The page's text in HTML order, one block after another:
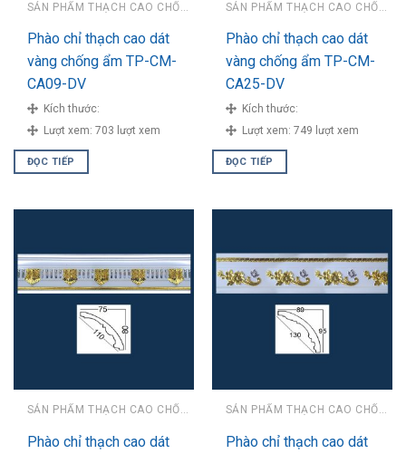
Phào chỉ thạch cao dát
vàng chống ẩm TP-CM-
CA09-DV
Kích thước:
Lượt xem: 703 lượt xem
ĐỌC TIẾP
Phào chỉ thạch cao dát
vàng chống ẩm TP-CM-
CA25-DV
Kích thước:
Lượt xem: 749 lượt xem
ĐỌC TIẾP
SẢN PHẨM THẠCH CAO CHỐNG ẨM
Phào chỉ thạch cao dát
SẢN PHẨM THẠCH CAO CHỐNG ẨM
Phào chỉ thạch cao dát